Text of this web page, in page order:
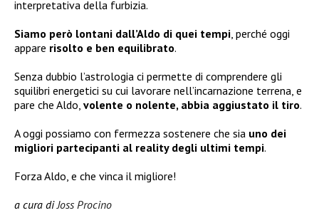
interpretativa della furbizia.
Siamo però lontani dall’Aldo di quei tempi, perché oggi
appare risolto e ben equilibrato.
Senza dubbio l’astrologia ci permette di comprendere gli
squilibri energetici su cui lavorare nell’incarnazione terrena, e
pare che Aldo, volente o nolente, abbia aggiustato il tiro.
A oggi possiamo con fermezza sostenere che sia uno dei
migliori partecipanti al reality degli ultimi tempi.
Forza Aldo, e che vinca il migliore!
a cura diJoss Procino